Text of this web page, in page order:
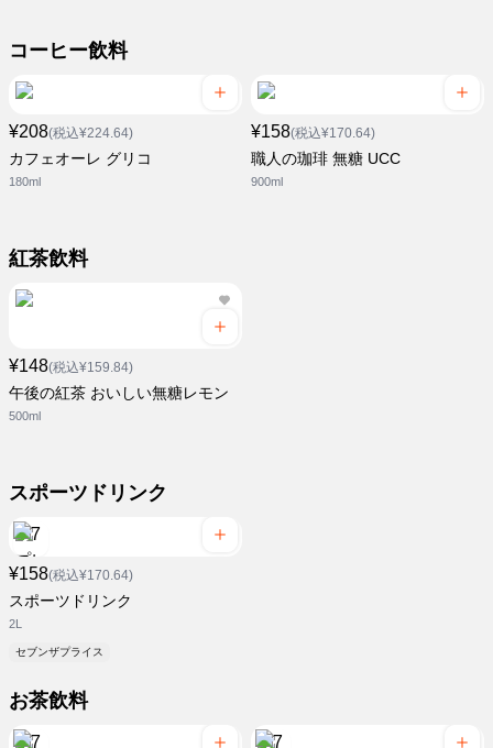
コーヒー飲料
¥208(税込¥224.64)
カフェオーレ グリコ
180ml
¥158(税込¥170.64)
職人の珈琲 無糖 UCC
900ml
紅茶飲料
¥148(税込¥159.84)
午後の紅茶 おいしい無糖レモン
500ml
スポーツドリンク
¥158(税込¥170.64)
スポーツドリンク
2L
セブンザプライス
お茶飲料